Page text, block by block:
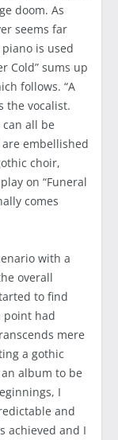
doom. As
seems far
is used
Cold” sums up
follows. “A
the vocalist.
all be
embellished
choir,
on “Funeral
comes
with a
overall
to find
point had
mere
a gothic
album to be
I
and
achieved and I